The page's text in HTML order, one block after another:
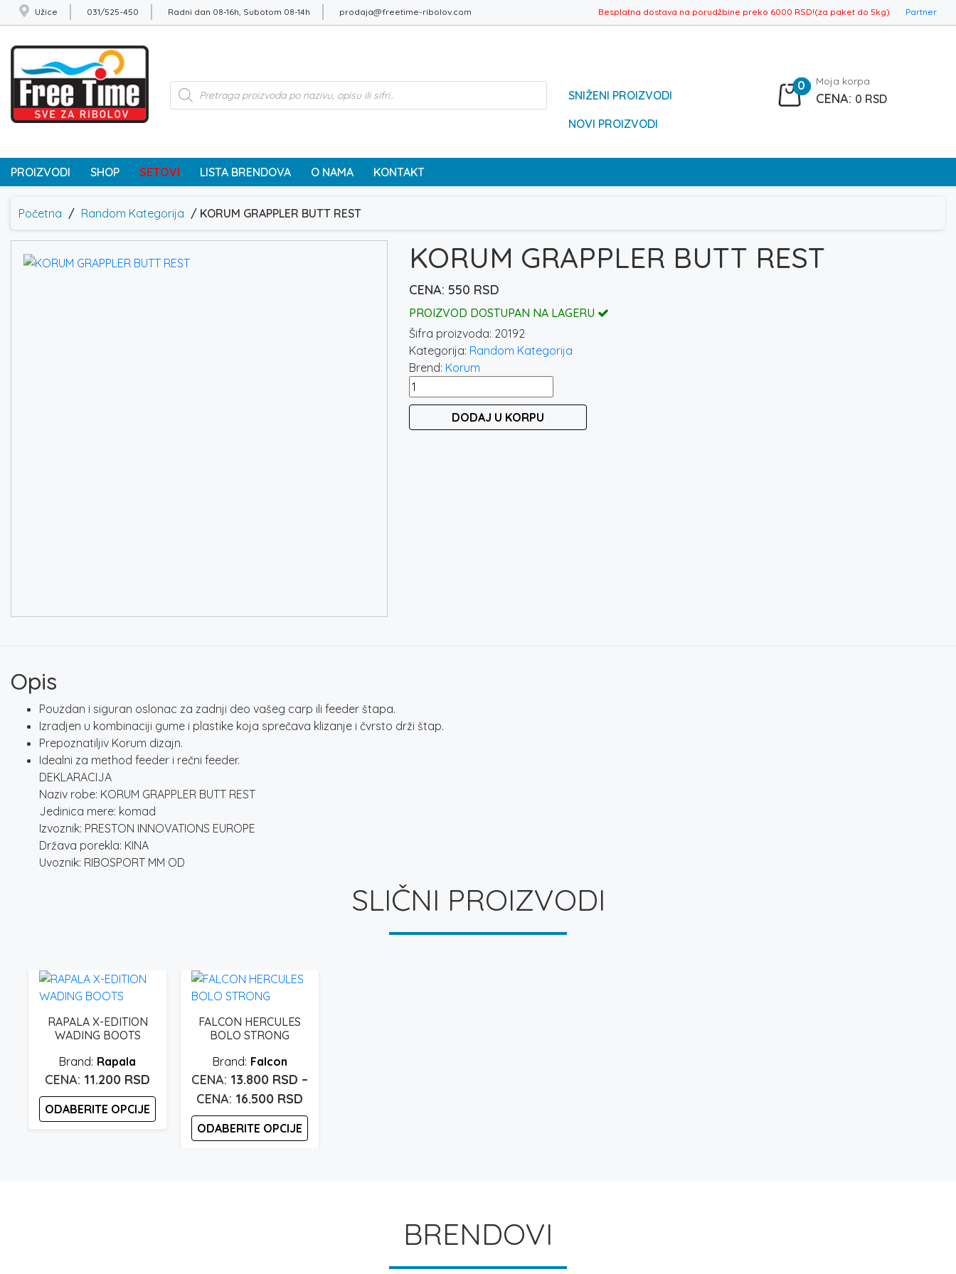
Užice 031/525-450 Radni dan 08-16h, Subotom 08-14h prodaja@freetime-ribolov.com Besplatna dostava na porudžbine preko 6000 RSD!(za paket do 5kg) Partner
Products
search
SNIŽENI PROIZVODI
NOVI PROIZVODI
0 Moja korpa
0 RSD
PROIZVODI SHOP SETOVI LISTA BRENDOVA O NAMA KONTAKT
Početna / Random Kategorija / KORUM GRAPPLER BUTT REST
KORUM GRAPPLER BUTT REST
550 RSD
PROIZVOD DOSTUPAN NA LAGERU
Šifra proizvoda: 20192
Kategorija: Random Kategorija
Brend: Korum
KORUM
GRAPPLER
REST
DODAJ U KORPU
Opis
Pouzdan i siguran oslonac za zadnji deo vašeg carp ili feeder štapa.
Izradjen u kombinaciji gume i plastike koja sprečava klizanje i čvrsto drži štap.
Prepoznatiljiv Korum dizajn.
Idealni za method feeder i rečni feeder.
DEKLARACIJA
Naziv robe: KORUM GRAPPLER BUTT REST
Jedinica mere: komad
Izvoznik: PRESTON INNOVATIONS EUROPE
Država porekla: KINA
Uvoznik: RIBOSPORT MM OD
SLIČNI PROIZVODI
RAPALA X-EDITION
WADING BOOTS
Rapala
11.200 RSD
ODABERITE OPCIJE
FALCON HERCULES
BOLO STRONG
Falcon
13.800 RSD –
16.500 RSD
cena:
od
ODABERITE OPCIJE
BRENDOVI